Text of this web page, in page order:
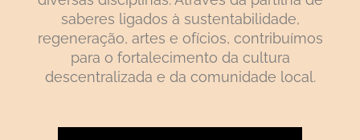
saberes ligados à sustentabilidade,
regeneração, artes e ofícios, contribuímos
para o fortalecimento da cultura
descentralizada e da comunidade local.